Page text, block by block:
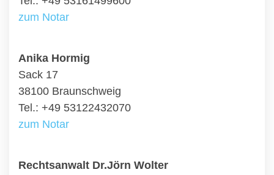
zum Notar
Anika Hormig
Sack 17
38100 Braunschweig
Tel.: +49 53122432070
zum Notar
Rechtsanwalt Dr.Jörn Wolter